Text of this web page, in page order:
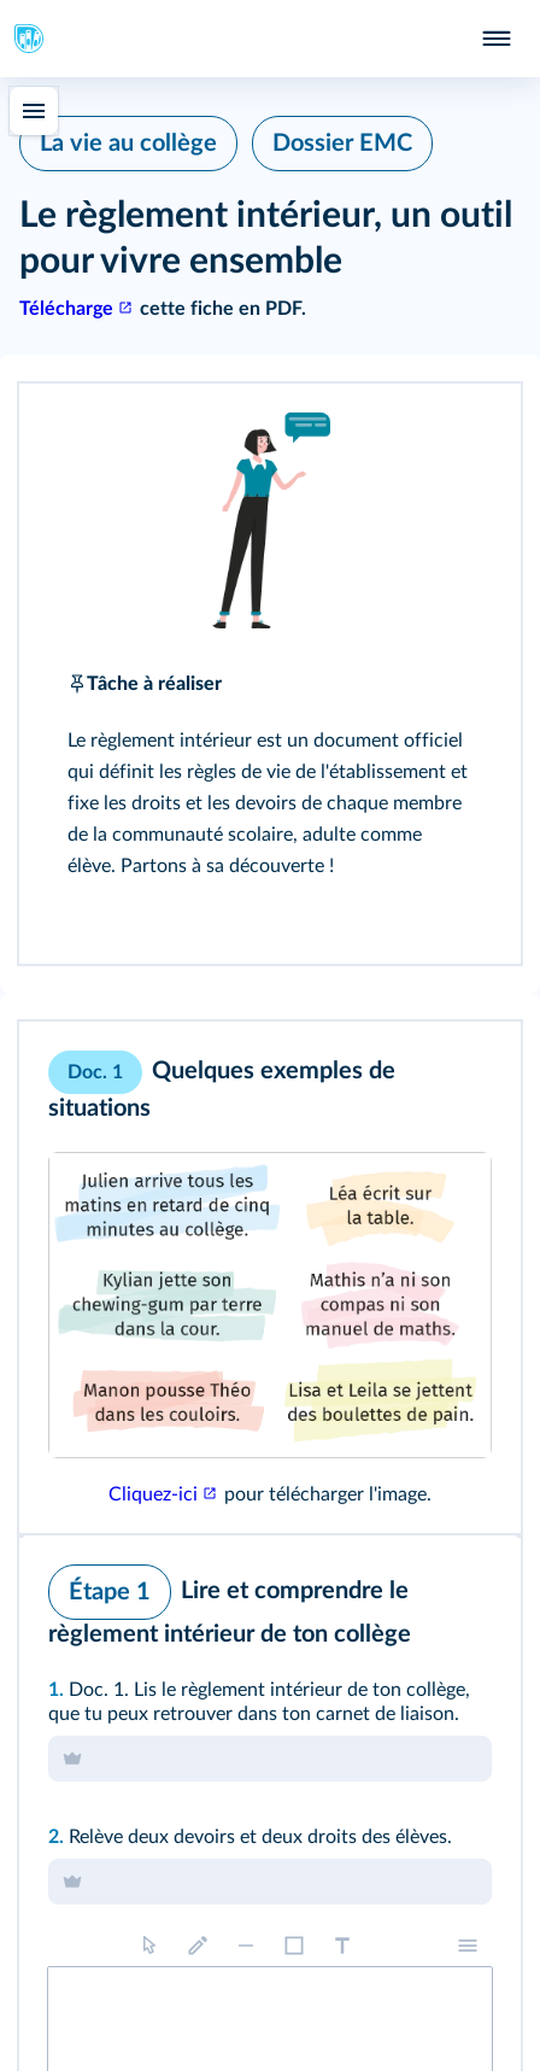
La vie au collège Dossier EMC
Le règlement intérieur, un outil
pour vivre ensemble
Télécharge cette fiche en PDF.
Tâche à réaliser
Le règlement intérieur est un document officiel
qui définit les règles de vie de l'établissement et
fixe les droits et les devoirs de chaque membre
de la communauté scolaire, adulte comme
élève. Partons à sa découverte !
Doc. 1
Quelques exemples de
situations
Cliquez-ici pour télécharger l'image.
Étape 1
Lire et comprendre le
règlement intérieur de ton collège
1. Doc. 1. Lis le règlement intérieur de ton collège,
que tu peux retrouver dans ton carnet de liaison.
2. Relève deux devoirs et deux droits des élèves.